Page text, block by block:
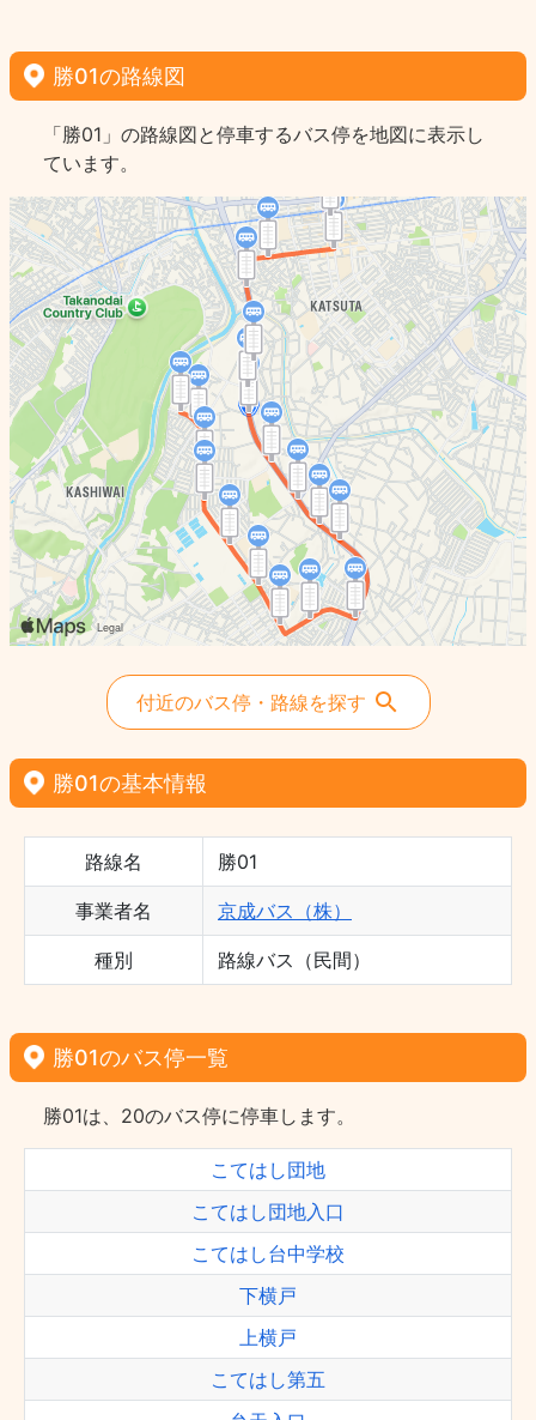
勝01の路線図
「勝01」の路線図と停車するバス停を地図に表示し
ています。
付近のバス停・路線を探す
勝01の基本情報
路線名 勝01
事業者名 京成バス（株）
種別 路線バス（民間）
勝01のバス停一覧
勝01は、20のバス停に停車します。
こてはし団地
こてはし団地入口
こてはし台中学校
下横戸
上横戸
こてはし第五